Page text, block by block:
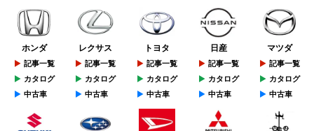
ホンダ
記事一覧
カタログ
中古車
レクサス
記事一覧
カタログ
中古車
トヨタ
記事一覧
カタログ
中古車
日産
記事一覧
カタログ
中古車
マツダ
記事一覧
カタログ
中古車